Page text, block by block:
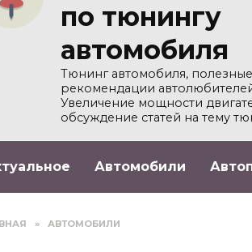
по тюнингу
автомобиля
Тюнинг автомобиля,
рекомендации
Увеличение мощности
обсуждение статей на тему
Автомобили
» АВТОМОБИЛИ